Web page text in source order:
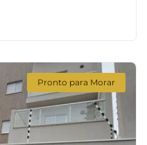
Pronto para Morar